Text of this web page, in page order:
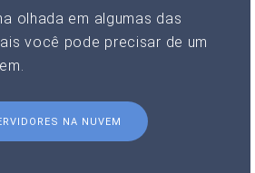
olhada em algumas das
você pode precisar de um
NA NUVEM